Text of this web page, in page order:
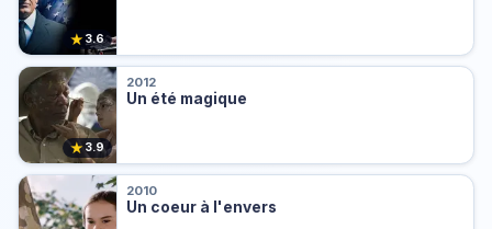
★ 3.6
★ 3.9
2012
Un été magique
2010
Un coeur à l'envers